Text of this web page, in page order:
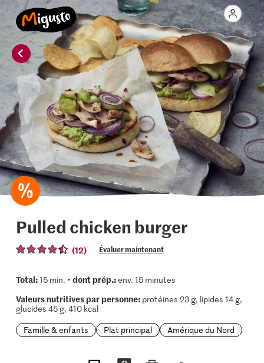
Pulled chicken burger
(12) Évaluer maintenant
Total:15 min. • dont prép.:env. 15 minutes
Valeurs nutritives par personne:protéines 23 g, lipides 14 g,
glucides 45 g, 410 kcal
Famille & enfants
Plat principal Amérique du Nord